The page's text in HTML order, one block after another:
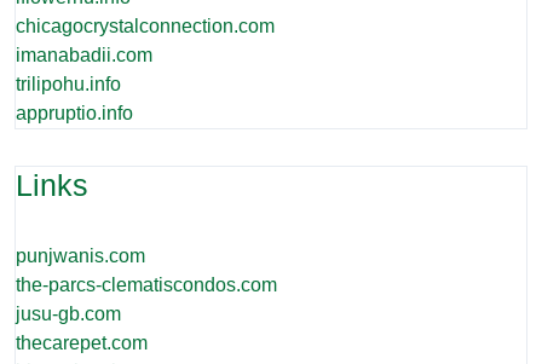
chicagocrystalconnection.com
imanabadii.com
trilipohu.info
appruptio.info
Links
punjwanis.com
the-parcs-clematiscondos.com
jusu-gb.com
thecarepet.com